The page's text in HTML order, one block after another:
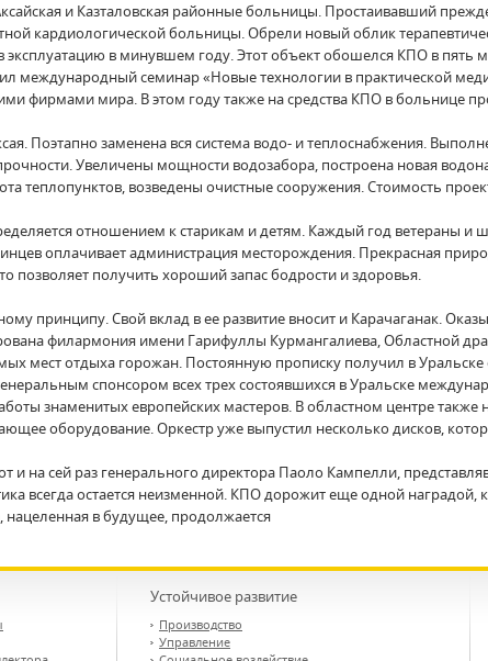
и Казталовская районные больницы. Простаивавший
кардиологической больницы. Обрели новый облик
эксплуатацию в минувшем году. Этот объект обошелся КПО в
международный семинар «Новые технологии в практической
фирмами мира. В этом году также на средства КПО в больнице
Поэтапно заменена вся система водо- и теплоснабжения.
Увеличены мощности водозабора, построена новая
теплопунктов, возведены очистные сооружения. Стоимость
отношением к старикам и детям. Каждый год ветераны
оплачивает администрация месторождения. Прекрасная
позволяет получить хороший запас бодрости и здоровья.
принципу. Свой вклад в ее развитие вносит и Карачаганак.
филармония имени Гарифуллы Курмангалиева, Областной
мест отдыха горожан. Постоянную прописку получил в
спонсором всех трех состоявшихся в Уральске
знаменитых европейских мастеров. В областном центре также
оборудование. Оркестр уже выпустил несколько дисков,
и на сей раз генерального директора Паоло Кампелли,
всегда остается неизменной. КПО дорожит еще одной наградой,
нацеленная в будущее, продолжается
Устойчивое развитие
Производство
Управление